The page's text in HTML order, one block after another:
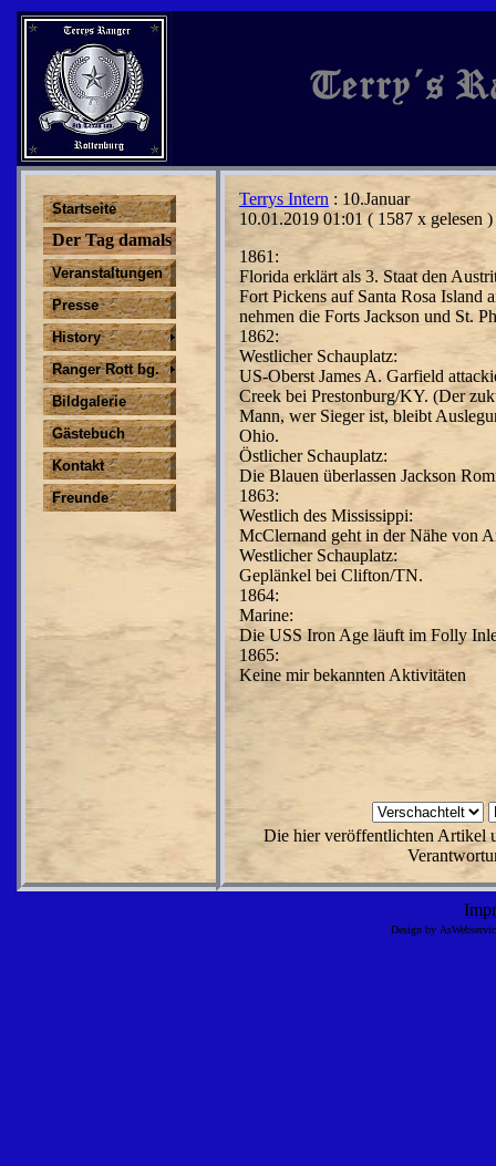
Startseite
Der Tag damals
Veranstaltungen
Presse
History
Ranger Rott bg.
Bildgalerie
Gästebuch
Kontakt
Freunde
Terrys Intern : 10.Januar
10.01.2019 01:01 ( 1587 x gelesen )
1861:
Florida erklärt als 3. Staat den
Fort Pickens auf Santa Rosa Island
nehmen die Forts Jackson und St.
1862:
Westlicher Schauplatz:
US-Oberst James A. Garfield
Creek bei Prestonburg/KY. (Der
Mann, wer Sieger ist, bleibt
Ohio.
Östlicher Schauplatz:
Die Blauen überlassen Jackson
1863:
Westlich des Mississippi:
McClernand geht in der Nähe von
Westlicher Schauplatz:
Geplänkel bei Clifton/TN.
1864:
Marine:
Die USS Iron Age läuft im Folly
1865:
Keine mir bekannten Aktivitäten
Die hier veröffentlichten Artikel
Design by